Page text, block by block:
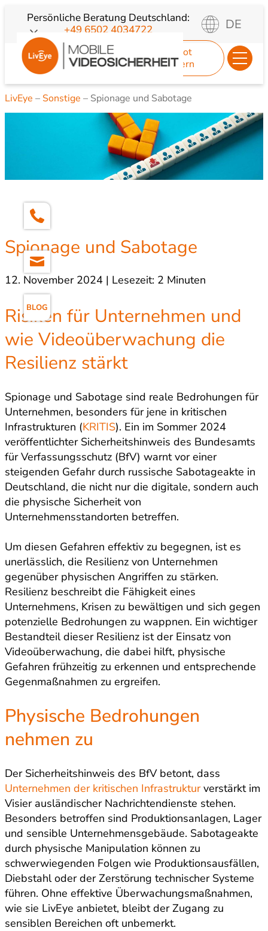
Inhalt
springen
Persönliche Beratung Deutschland:
+49 6502 4034722
DE
Angebot
anfordern
BLOG
LivEye – Sonstige – Spionage und Sabotage
Spionage und Sabotage
12. November 2024 | Lesezeit: 2 Minuten
Risiken für Unternehmen und
wie Videoüberwachung die
Resilienz stärkt
Spionage und Sabotage sind reale Bedrohungen für
Unternehmen, besonders für jene in kritischen
Infrastrukturen (KRITIS). Ein im Sommer 2024
veröffentlichter Sicherheitshinweis des Bundesamts
für Verfassungsschutz (BfV) warnt vor einer
steigenden Gefahr durch russische Sabotageakte in
Deutschland, die nicht nur die digitale, sondern auch
die physische Sicherheit von
Unternehmensstandorten betreffen.
Um diesen Gefahren effektiv zu begegnen, ist es
unerlässlich, die Resilienz von Unternehmen
gegenüber physischen Angriffen zu stärken.
Resilienz beschreibt die Fähigkeit eines
Unternehmens, Krisen zu bewältigen und sich gegen
potenzielle Bedrohungen zu wappnen. Ein wichtiger
Bestandteil dieser Resilienz ist der Einsatz von
Videoüberwachung, die dabei hilft, physische
Gefahren frühzeitig zu erkennen und entsprechende
Gegenmaßnahmen zu ergreifen.
Physische Bedrohungen
nehmen zu
Der Sicherheitshinweis des BfV betont, dass
Unternehmen der kritischen Infrastrukturverstärkt im
Visier ausländischer Nachrichtendienste stehen.
Besonders betroffen sind Produktionsanlagen, Lager
und sensible Unternehmensgebäude. Sabotageakte
durch physische Manipulation können zu
schwerwiegenden Folgen wie Produktionsausfällen,
Diebstahl oder der Zerstörung technischer Systeme
führen. Ohne effektive Überwachungsmaßnahmen,
wie sie LivEye anbietet, bleibt der Zugang zu
sensiblen Bereichen oft unbemerkt.